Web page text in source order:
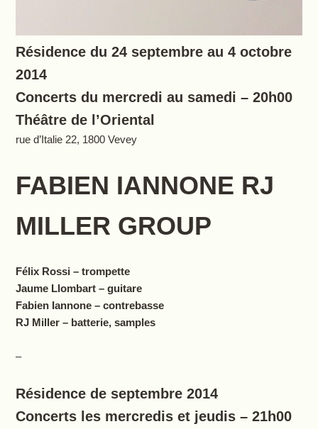
Résidence du 24 septembre au 4 octobre
2014
Concerts du mercredi au samedi – 20h00
Théâtre de l’Oriental
rue d’Italie 22, 1800 Vevey
FABIEN IANNONE RJ
MILLER GROUP
Félix Rossi – trompette
Jaume Llombart – guitare
Fabien Iannone – contrebasse
RJ Miller – batterie, samples
–
Résidence de septembre 2014
Concerts les mercredis et jeudis – 21h00